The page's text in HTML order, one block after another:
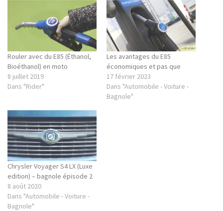
Rouler avec du E85 (Éthanol,
Bioéthanol) en moto
8 juillet 2019
Dans "Rider"
Les avantages du E85
économiques et pas que
17 février 2023
Dans "Automobile - Voiture -
Bagnole"
Chrysler Voyager S4 LX (Luxe
edition) – bagnole épisode 2
8 août 2020
Dans "Automobile - Voiture -
Bagnole"